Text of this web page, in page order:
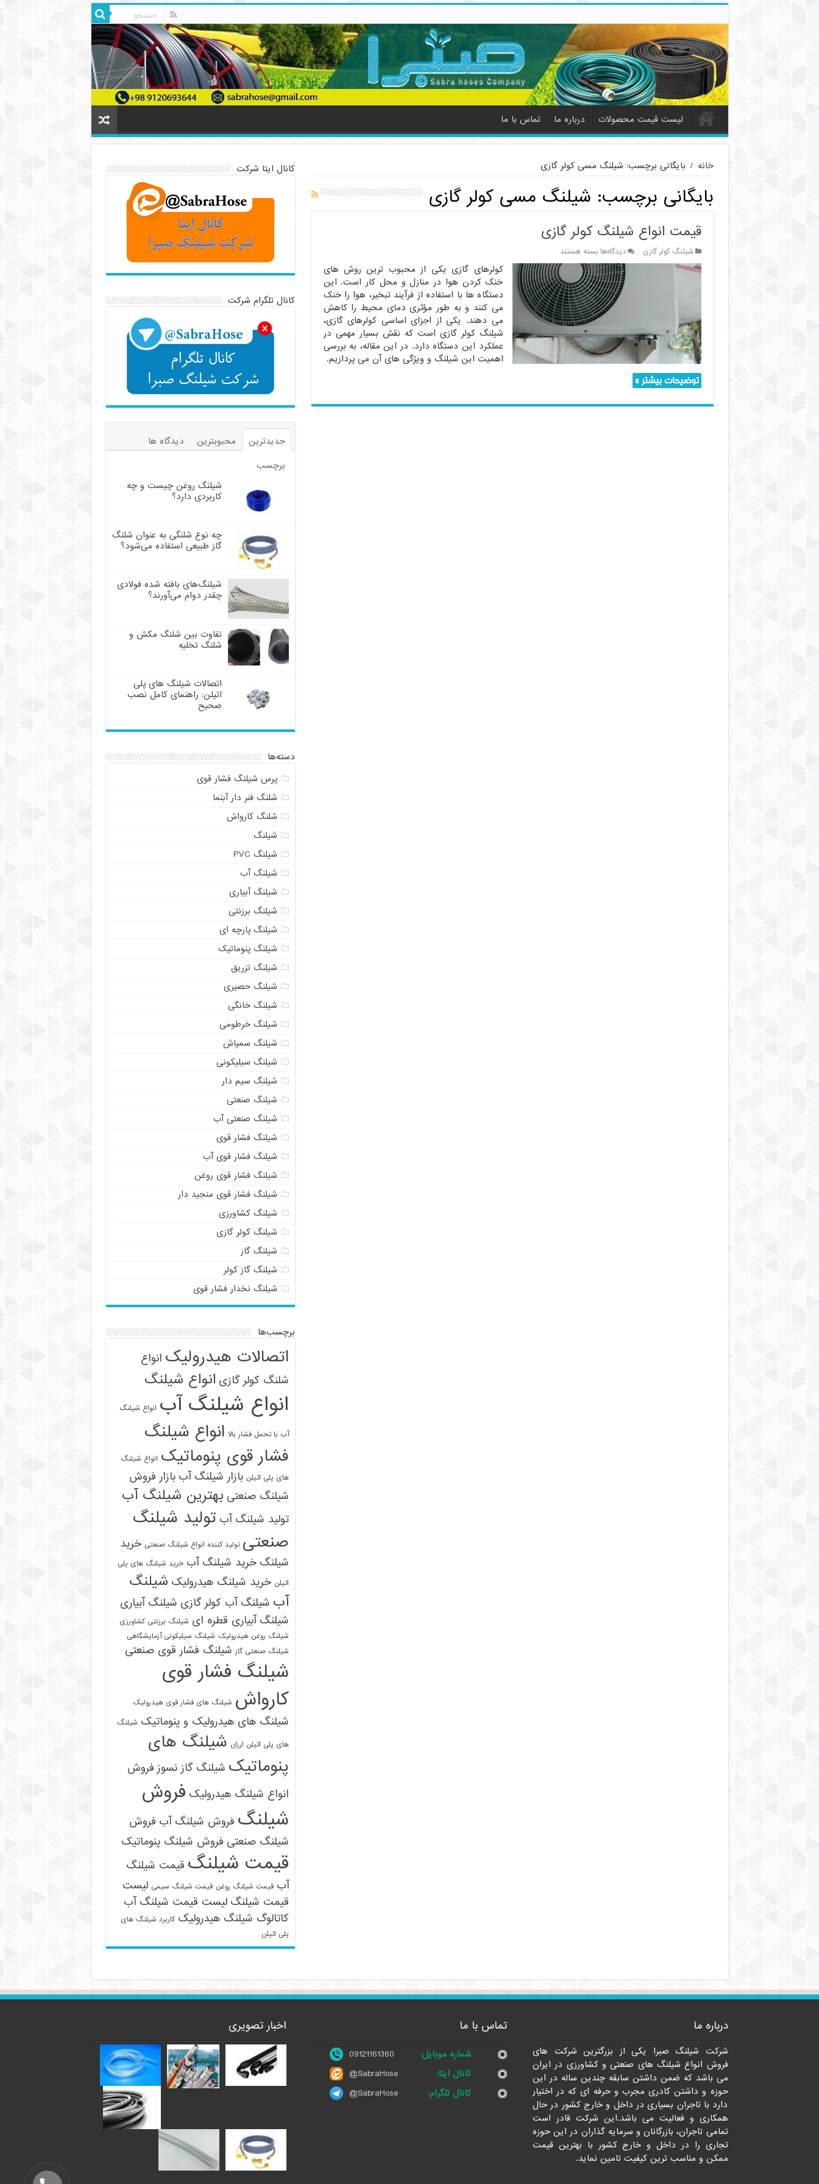
لیست قیمت محصولات درباره ما تماس با ما
خانه / بایگانی برچسب: شیلنگ مسی کولر گازی
بایگانی برچسب: شیلنگ مسی کولر گازی
قیمت انواع شیلنگ کولر گازی
شیلنگ کولر گازی دیدگاه‌هابرای
قیمت
انواع
شیلنگ
کولر
گازی
بسته هستند
کولرهای گازی یکی از محبوب ترین روش های
خنک کردن هوا در منازل و محل کار است. این
دستگاه ها با استفاده از فرآیند تبخیر، هوا را خنک
می کنند و به طور مؤثری دمای محیط را کاهش
می دهند. یکی از اجزای اساسی کولرهای گازی،
شیلنگ کولر گازی است که نقش بسیار مهمی در
عملکرد این دستگاه دارد. در این مقاله، به بررسی
اهمیت این شیلنگ و ویژگی های آن می پردازیم.
توضیحات بیشتر »
کانال ایتا شرکت
کانال تلگرام شرکت
جدیدترین محبوبترین
دیدگاه ها
برچسب
شیلنگ روغن چیست و چه
کاربردی دارد؟
چه نوع شلنگی به عنوان شلنگ
گاز طبیعی استفاده می‌شود؟
شیلنگ‌های بافته شده فولادی
چقدر دوام می‌آورند؟
تفاوت بین شلنگ مکش و
شلنگ تخلیه
اتصالات شیلنگ های پلی
اتیلن: راهنمای کامل نصب
صحیح
دسته‌ها
پرس شیلنگ فشار قوی
شلنگ فنر دار آبنما
شلنگ کارواش
شیلنگ
شیلنگ PVC
شیلنگ آب
شیلنگ آبیاری
شیلنگ برزنتی
شیلنگ پارچه ای
شیلنگ پنوماتیک
شیلنگ تزریق
شیلنگ حصیری
شیلنگ خانگی
شیلنگ خرطومی
شیلنگ سمپاش
شیلنگ سیلیکونی
شیلنگ سیم دار
شیلنگ صنعتی
شیلنگ صنعتی آب
شیلنگ فشار قوی
شیلنگ فشار قوی آب
شیلنگ فشار قوی روغن
شیلنگ فشار قوی منجید دار
شیلنگ کشاورزی
شیلنگ کولر گازی
شیلنگ گاز
شیلنگ گاز کولر
شیلنگ نخدار فشار قوی
برچسب‌ها
اتصالات هیدرولیک انواع
شلنگ کولر گازی انواع شیلنگ
انواع شیلنگ آب انواع شیلنگ
آب با تحمل فشار بالا انواع شیلنگ
فشار قوی پنوماتیک انواع شیلنگ
های پلی اتیلن بازار شیلنگ آب بازار فروش
شیلنگ صنعتی بهترین شیلنگ آب
تولید شیلنگ آب تولید شیلنگ
صنعتی تولید کننده انواع شیلنگ صنعتی خرید
شیلنگ خرید شیلنگ آب خرید شیلنگ های پلی
اتیلن خرید شیلنگ هیدرولیک شیلنگ
آب شیلنگ آب کولر گازی شیلنگ آبیاری
شیلنگ آبیاری قطره ای شیلنگ برزنتی کشاورزی
شیلنگ روغن هیدرولیک شیلنگ سیلیکونی آزمایشگاهی
شیلنگ صنعتی گاز شیلنگ فشار قوی صنعتی
شیلنگ فشار قوی
کارواش شیلنگ های فشار قوی هیدرولیک
شیلنگ های هیدرولیک و پنوماتیک شیلنگ
های پلی اتیلن ارزان شیلنگ های
پنوماتیک شیلنگ گاز نسوز فروش
انواع شیلنگ هیدرولیک فروش
شیلنگ فروش شیلنگ آب فروش
شیلنگ صنعتی فروش شیلنگ پنوماتیک
قیمت شیلنگ قیمت شیلنگ
آب قیمت شیلنگ روغن قیمت شیلنگ سیمی لیست
قیمت شیلنگ لیست قیمت شیلنگ آب
کاتالوگ شیلنگ هیدرولیک کاربرد شیلنگ های
پلی اتیلن
درباره ما
شرکت شیلنگ صبرا یکی از بزرگترین شرکت های
فروش انواع شیلنگ های صنعتی و کشاورزی در ایران
می باشد که ضمن داشتن سابقه چندین ساله در این
حوزه و داشتن کادری مجرب و حرفه ای که در اختیار
دارد با تاجران بسیاری در داخل و خارج کشور در حال
همکاری و فعالیت می باشد.این شرکت قادر است
تمامی تاجران، بازرگانان و سرمایه گذاران در این حوزه
تجاری را در داخل و خارج کشور با بهترین قیمت
ممکن و مناسب ترین کیفیت تامین نماید.
تماس با ما
شماره موبایل:
09121161360
کانال ایتا:
@SabraHose
کانال تلگرام:
@SabraHose
اخبار تصویری